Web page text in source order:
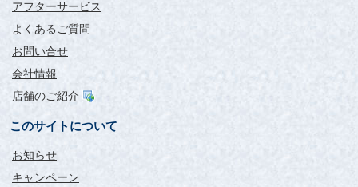
アフターサービス
よくあるご質問
お問い合せ
会社情報
店舗のご紹介
このサイトについて
お知らせ
キャンペーン